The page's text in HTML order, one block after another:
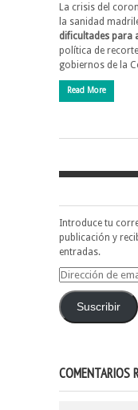
La crisis del
la sanidad
dificultades para
política de
gobiernos de la
Read More
Introduce tu
publicación y
entradas.
Dirección
emailSuscribir
COMENTARIOS